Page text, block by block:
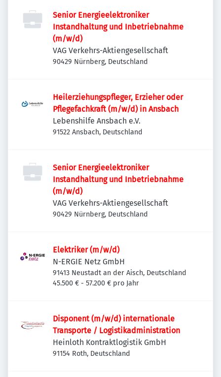
Senior Energieelektroniker
Instandhaltung und Inbetriebnahme
(m/w/d)
VAG Verkehrs-Aktiengesellschaft
90429 Nürnberg, Deutschland
Heilerziehungspfleger, Erzieher oder
Pflegefachkraft (m/w/d) in Ansbach
Lebenshilfe Ansbach e.V.
91522 Ansbach, Deutschland
Senior Energieelektroniker
Instandhaltung und Inbetriebnahme
(m/w/d)
VAG Verkehrs-Aktiengesellschaft
90429 Nürnberg, Deutschland
Elektriker (m/w/d)
N-ERGIE Netz GmbH
91413 Neustadt an der Aisch, Deutschland
45.500 € - 57.200 € pro Jahr
Disponent (m/w/d) internationale
Transporte / Logistikadministration
Heinloth Kontraktlogistik GmbH
91154 Roth, Deutschland